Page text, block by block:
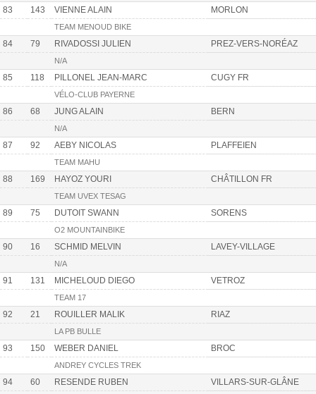
83 143 VIENNE ALAIN MORLON
TEAM MENOUD BIKE
84 79 RIVADOSSI JULIEN PREZ-VERS-NORÉAZ
N/A
85 118 PILLONEL JEAN-MARC CUGY FR
VÉLO-CLUB PAYERNE
86 68 JUNG ALAIN BERN
N/A
87 92 AEBY NICOLAS PLAFFEIEN
TEAM MAHU
88 169 HAYOZ YOURI CHÂTILLON FR
TEAM UVEX TESAG
89 75 DUTOIT SWANN SORENS
O2 MOUNTAINBIKE
90 16 SCHMID MELVIN LAVEY-VILLAGE
N/A
91 131 MICHELOUD DIEGO VETROZ
TEAM 17
92 21 ROUILLER MALIK RIAZ
LA PB BULLE
93 150 WEBER DANIEL BROC
ANDREY CYCLES TREK
94 60 RESENDE RUBEN VILLARS-SUR-GLÂNE